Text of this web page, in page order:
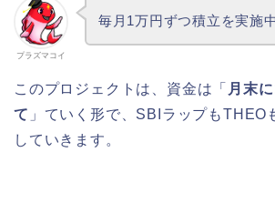
プラズマコイ
毎月1万円ずつ積立を実施
このプロジェクトは、資金は「 月末
て 」ていく形で、SBIラップもTHEO
していきます。